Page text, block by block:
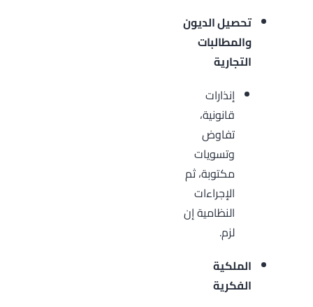
تحصيل الديون
والمطالبات
التجارية
إنذارات
قانونية،
تفاوض
وتسويات
مكتوبة، ثم
الإجراءات
النظامية إن
لزم.
الملكية
الفكرية